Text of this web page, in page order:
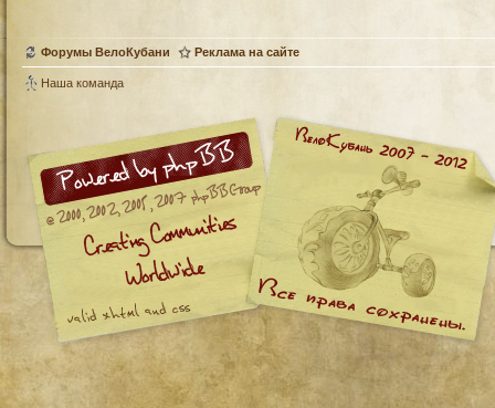
Форумы ВелоКубани Реклама на сайте
Наша команда